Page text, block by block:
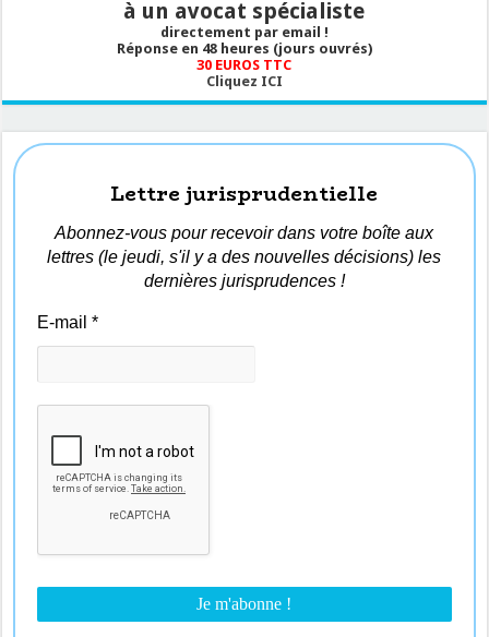
à un avocat spécialiste
directement par email !
Réponse en 48 heures (jours ouvrés)
30 EUROS TTC
Cliquez ICI
Lettre jurisprudentielle
Abonnez-vous pour recevoir dans votre boîte aux
lettres (le jeudi, s'il y a des nouvelles décisions) les
dernières jurisprudences !
E-mail*